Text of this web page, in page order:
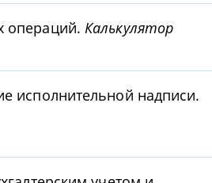
операций. Калькулятор
исполнительной надписи.
Базовая
20,03руб.